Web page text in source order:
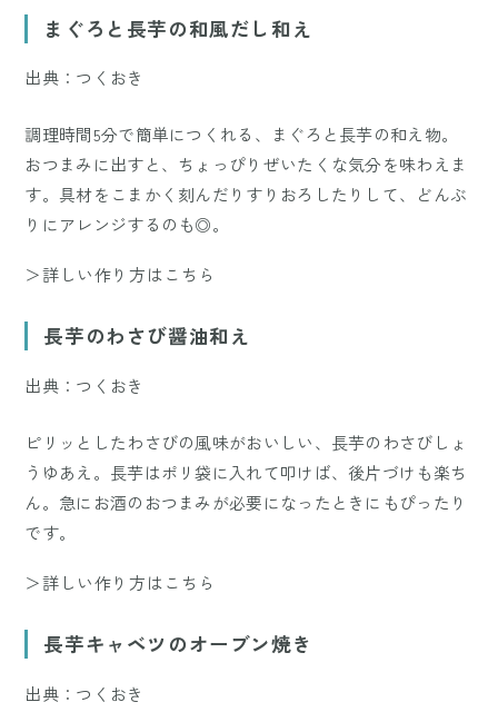
まぐろと長芋の和風だし和え
出典：つくおき
調理時間5分で簡単につくれる、まぐろと長芋の和え物。
おつまみに出すと、ちょっぴりぜいたくな気分を味わえま
す。具材をこまかく刻んだりすりおろしたりして、どんぶ
りにアレンジするのも◎。
＞詳しい作り方はこちら
長芋のわさび醤油和え
出典：つくおき
ピリッとしたわさびの風味がおいしい、長芋のわさびしょ
うゆあえ。長芋はポリ袋に入れて叩けば、後片づけも楽ち
ん。急にお酒のおつまみが必要になったときにもぴったり
です。
＞詳しい作り方はこちら
長芋キャベツのオーブン焼き
出典：つくおき